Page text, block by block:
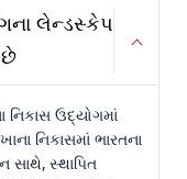
લેન્ડસ્કેપ
છે
નિકાસ ઉદ્યોગમાં
નિકાસમાં ભારતના
સાથે, સ્થાપિત